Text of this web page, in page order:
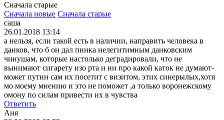
Сначала старые
Сначала новые Сначала старые
саша
26.01.2018 13:14
а нельзя, если такой есть в наличии, направить человека в
данков, что б он дал пинка нелегитимным данковским
чинушам, которые настолько деградировали, что не
вынимают сигарету изо рта и ни про какой каток не думают-
может путин сам их посетит с визитом, этих синерылых,хотя
мо моему мнению и это не поможет ,а только воронежскому
омону по силам привести их в чувства
Ответить
Аня